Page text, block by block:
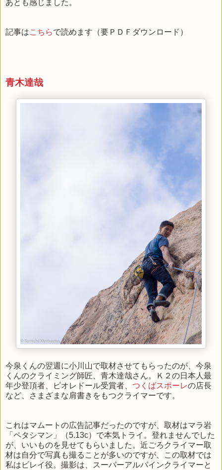
あとも感じました。
記事はこちらで読めます（要ＰＤＦダウンロード）
青木達哉
今泉くんの翌週に小川山で取材させてもらったのが、今泉
くんのクライミング師匠、青木達哉さん。Ｋ２の日本人最
年少登頂者、ピオレドール受賞者、 つくばスポーレの店長
など、さまざまな肩書きをもつクライマーです。
これはマムートの広告記事だったのですが、取材はマラ岩
「ペタシマン」（5.13c）で本気トライ。登れませんでした
が、いいものを見せてもらいました。近ごろクライマー取
材は自分で写真も撮ることが多いのですが、この取材では
私はビレイ役。撮影は、スーパーアルパインクライマーと